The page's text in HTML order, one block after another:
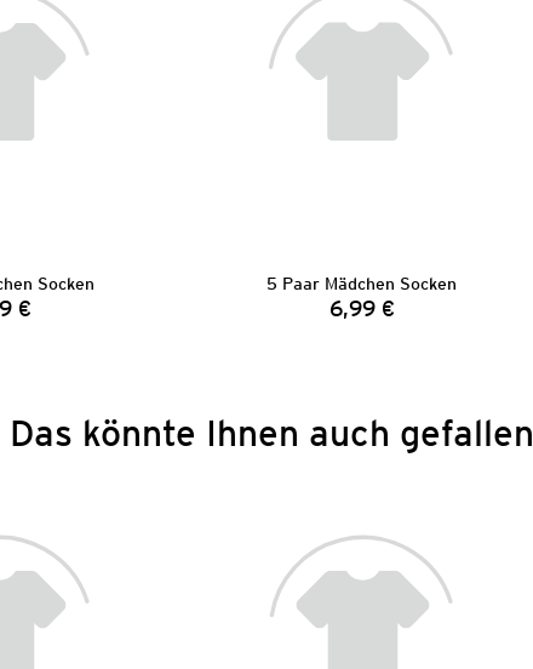
Socken
€
5 Paar Mädchen Socken
Preis:
6,99 €
Das könnte Ihnen auch gefallen